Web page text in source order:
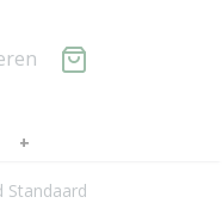
+
Standaard